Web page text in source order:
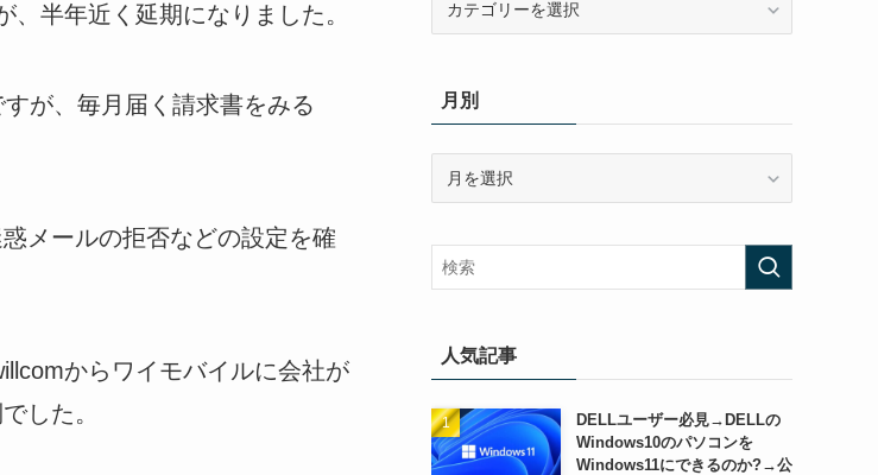
半年近く延期になりました。
が、毎月届く請求書をみる
メールの拒否などの設定を確
からワイモバイルに会社が
した。
ー月別
人気記事
DELLユーザー必見→DELLの
Windows10のパソコンを
Windows11にできるのか?→公